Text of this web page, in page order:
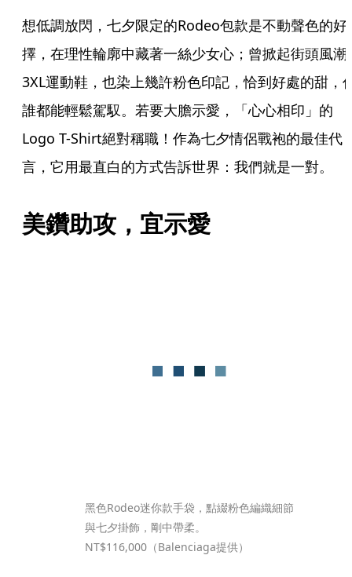
想低調放閃，七夕限定的Rodeo包款是不動聲色的好
擇，在理性輪廓中藏著一絲少女心；曾掀起街頭風潮
3XL運動鞋，也染上幾許粉色印記，恰到好處的甜，
誰都能輕鬆駕馭。若要大膽示愛，「心心相印」的
Logo T-Shirt絕對稱職！作為七夕情侶戰袍的最佳代
言，它用最直白的方式告訴世界：我們就是一對。
美鑽助攻，宜示愛
黑色Rodeo迷你款手袋，點綴粉色編織細節
與七夕掛飾，剛中帶柔。
NT$116,000（Balenciaga提供）